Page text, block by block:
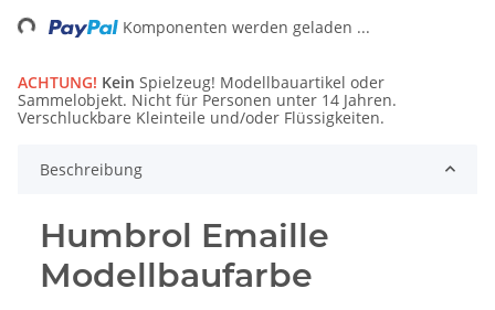
Komponenten werden geladen ...
ACHTUNG! Kein Spielzeug! Modellbauartikel oder
Sammelobjekt. Nicht für Personen unter 14 Jahren.
Verschluckbare Kleinteile und/oder Flüssigkeiten.
Beschreibung
Humbrol Emaille
Modellbaufarbe